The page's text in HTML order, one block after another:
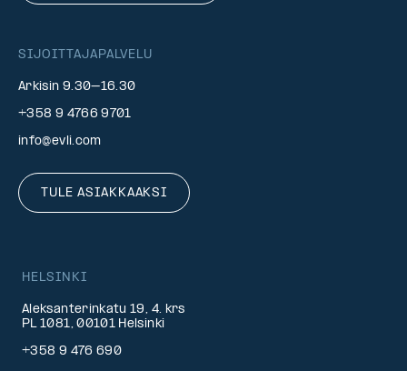
SIJOITTAJAPALVELU
Arkisin 9.30–16.30
+358 9 4766 9701
info@evli.com
TULE ASIAKKAAKSI
HELSINKI
Aleksanterinkatu 19, 4. krs
PL 1081, 00101 Helsinki
+358 9 476 690